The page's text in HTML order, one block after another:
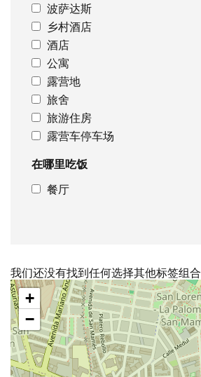
波萨达斯
乡村酒店
酒店
公寓
露营地
旅舍
旅游住房
露营车停车场
在哪里吃饭
餐厅
我们还没有找到任何选择其他标签组合
跳
过
地
图
+
−